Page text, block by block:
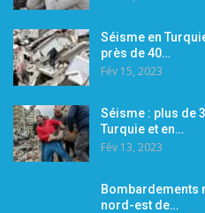
Séisme en
près de 40…
Fév 15, 2023
Séisme : plus de
Turquie et en…
Fév 13, 2023
Bombardements
nord-est de…